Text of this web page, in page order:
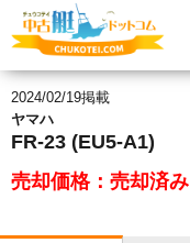
2024/02/19掲載
ヤマハ
FR-23 (EU5-A1)
売却価格：売却済み